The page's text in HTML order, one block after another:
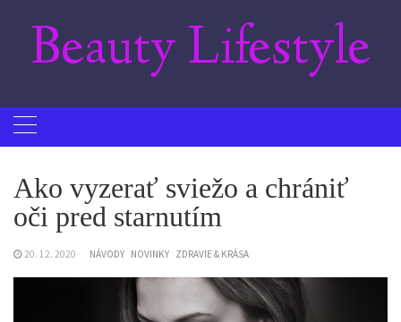
contentBeauty Lifestyle
Ako vyzerať sviežo a chrániť
oči pred starnutím
20. 12. 2020 NÁVODY NOVINKY ZDRAVIE & KRÁSA